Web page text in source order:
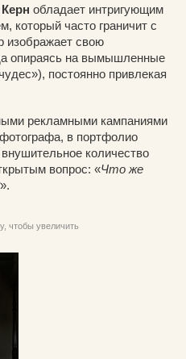
обладает интригующим
который часто граничит с
изображает свою
опираясь на вымышленные
постоянно привлекая
рекламными кампаниями
в портфолио
количество
вопрос: «Что же
».
чтобы увеличить